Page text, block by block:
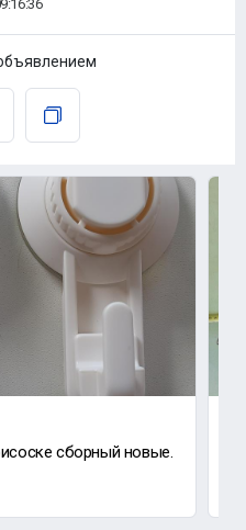
сборный новые.